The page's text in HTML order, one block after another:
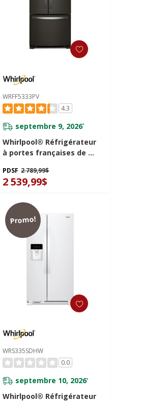
WRFF5333PV
4.3
septembre 9, 2026*
Whirlpool® Réfrigérateur
à portes françaises de 33
PDSF 2 789,99$
2 539,99$
Promo!
WRS335SDHW
0.0
septembre 10, 2026*
Whirlpool® Réfrigérateur